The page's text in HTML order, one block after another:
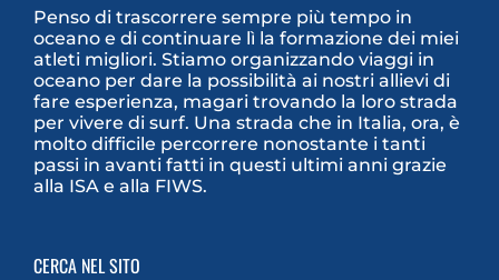
Penso di trascorrere sempre più tempo in
oceano e di continuare lì la formazione dei miei
atleti migliori. Stiamo organizzando viaggi in
oceano per dare la possibilità ai nostri allievi di
fare esperienza, magari trovando la loro strada
per vivere di surf. Una strada che in Italia, ora, è
molto difficile percorrere nonostante i tanti
passi in avanti fatti in questi ultimi anni grazie
alla ISA e alla FIWS.
CERCA NEL SITO